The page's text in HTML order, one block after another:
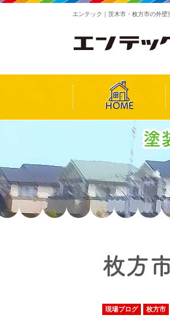
エンテック｜茨木市・枚方市の外
HOME
塗
枚方
現場ブログ 枚方市